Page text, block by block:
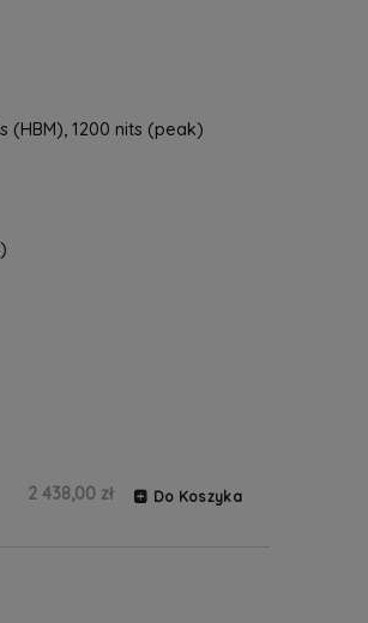
(HBM), 1200 nits (peak)
2 438,00 zł Do Koszyka